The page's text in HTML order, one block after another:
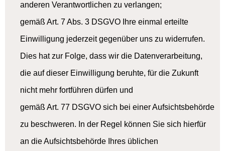
anderen Verantwortlichen zu verlangen;
gemäß Art. 7 Abs. 3 DSGVO Ihre einmal erteilte
Einwilligung jederzeit gegenüber uns zu widerrufen.
Dies hat zur Folge, dass wir die Datenverarbeitung,
die auf dieser Einwilligung beruhte, für die Zukunft
nicht mehr fortführen dürfen und
gemäß Art. 77 DSGVO sich bei einer Aufsichtsbehörde
zu beschweren. In der Regel können Sie sich hierfür
an die Aufsichtsbehörde Ihres üblichen